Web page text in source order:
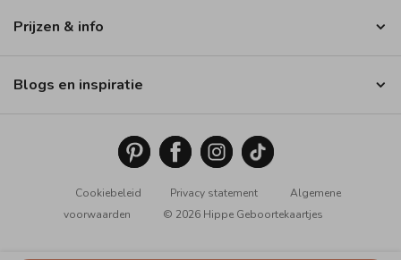
Prijzen & info
Blogs en inspiratie
Cookiebeleid Privacy statement
Algemene
voorwaarden
© 2026 Hippe Geboortekaartjes